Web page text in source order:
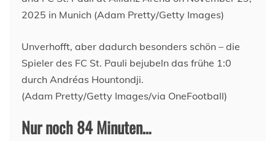
Unverhofft, aber dadurch besonders schön – die
Spieler des FC St. Pauli bejubeln das frühe 1:0
durch Andréas Hountondji.
(Adam Pretty/Getty Images/via OneFootball)
Nur noch 84 Minuten…